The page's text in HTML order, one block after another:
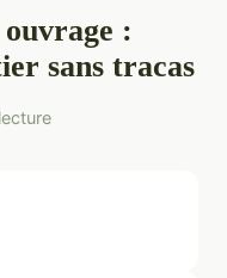
:
sans tracas